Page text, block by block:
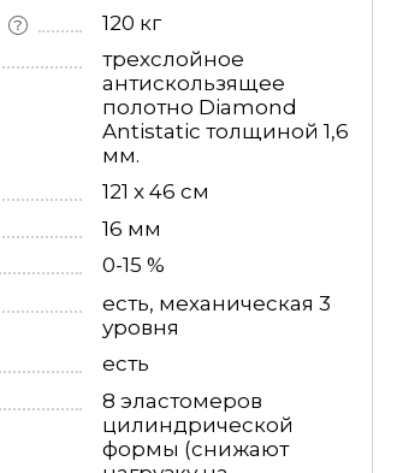
120 кг
трехслойное
антискользящее
полотно Diamond
Antistatic толщиной 1,6
мм.
121 x 46 см
16 мм
0-15 %
есть, механическая 3
уровня
есть
8 эластомеров
цилиндрической
формы (снижают